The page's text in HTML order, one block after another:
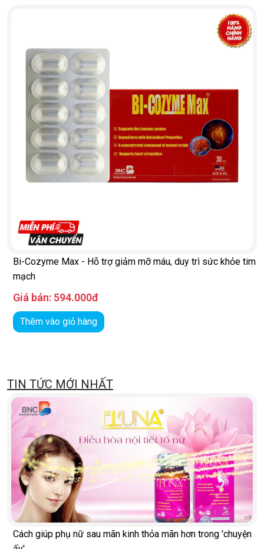
Bi-Cozyme Max - Hỗ trợ giảm mỡ máu, duy trì sức khỏe tim
mạch
Giá bán: 594.000đ
Thêm vào giỏ hàng
TIN TỨC MỚI NHẤT
Cách giúp phụ nữ sau mãn kinh thỏa mãn hơn trong 'chuyện